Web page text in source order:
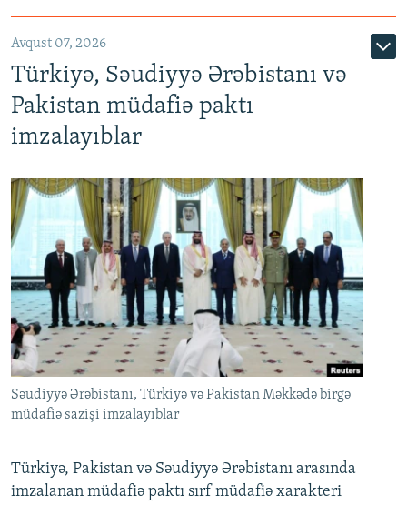
Avqust 07, 2026
Türkiyə, Səudiyyə Ərəbistanı və
Pakistan müdafiə paktı
imzalayıblar
Səudiyyə Ərəbistanı, Türkiyə və Pakistan Məkkədə birgə
müdafiə sazişi imzalayıblar
Türkiyə, Pakistan və Səudiyyə Ərəbistanı arasında
imzalanan müdafiə paktı sırf müdafiə xarakteri